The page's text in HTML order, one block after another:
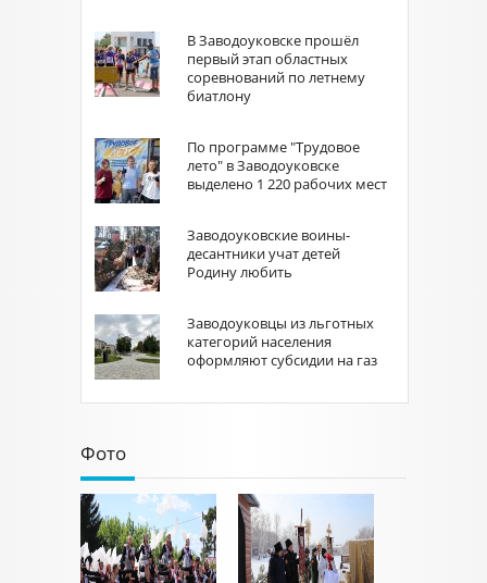
В Заводоуковске прошёл
первый этап областных
соревнований по летнему
биатлону
По программе "Трудовое
лето" в Заводоуковске
выделено 1 220 рабочих мест
Заводоуковские воины-
десантники учат детей
Родину любить
Заводоуковцы из льготных
категорий населения
оформляют субсидии на газ
Фото